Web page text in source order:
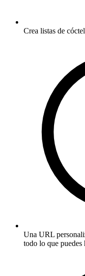
Crea listas de
Una URL
todo lo que puedes